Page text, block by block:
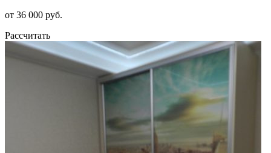
от 36 000 руб.
Рассчитать